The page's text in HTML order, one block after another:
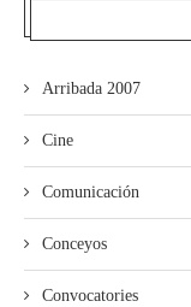
Arribada 2007
Cine
Comunicación
Conceyos
Convocatories